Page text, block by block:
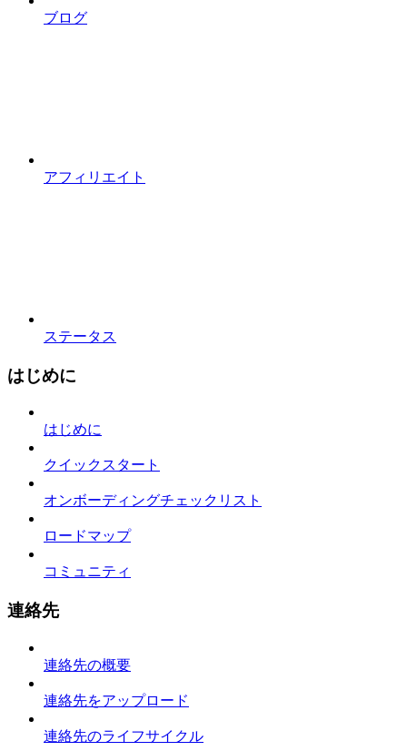
ブログ
アフィリエイト
ステータス
はじめに
はじめに
クイックスタート
オンボーディングチェックリスト
ロードマップ
コミュニティ
連絡先
連絡先の概要
連絡先をアップロード
連絡先のライフサイクル